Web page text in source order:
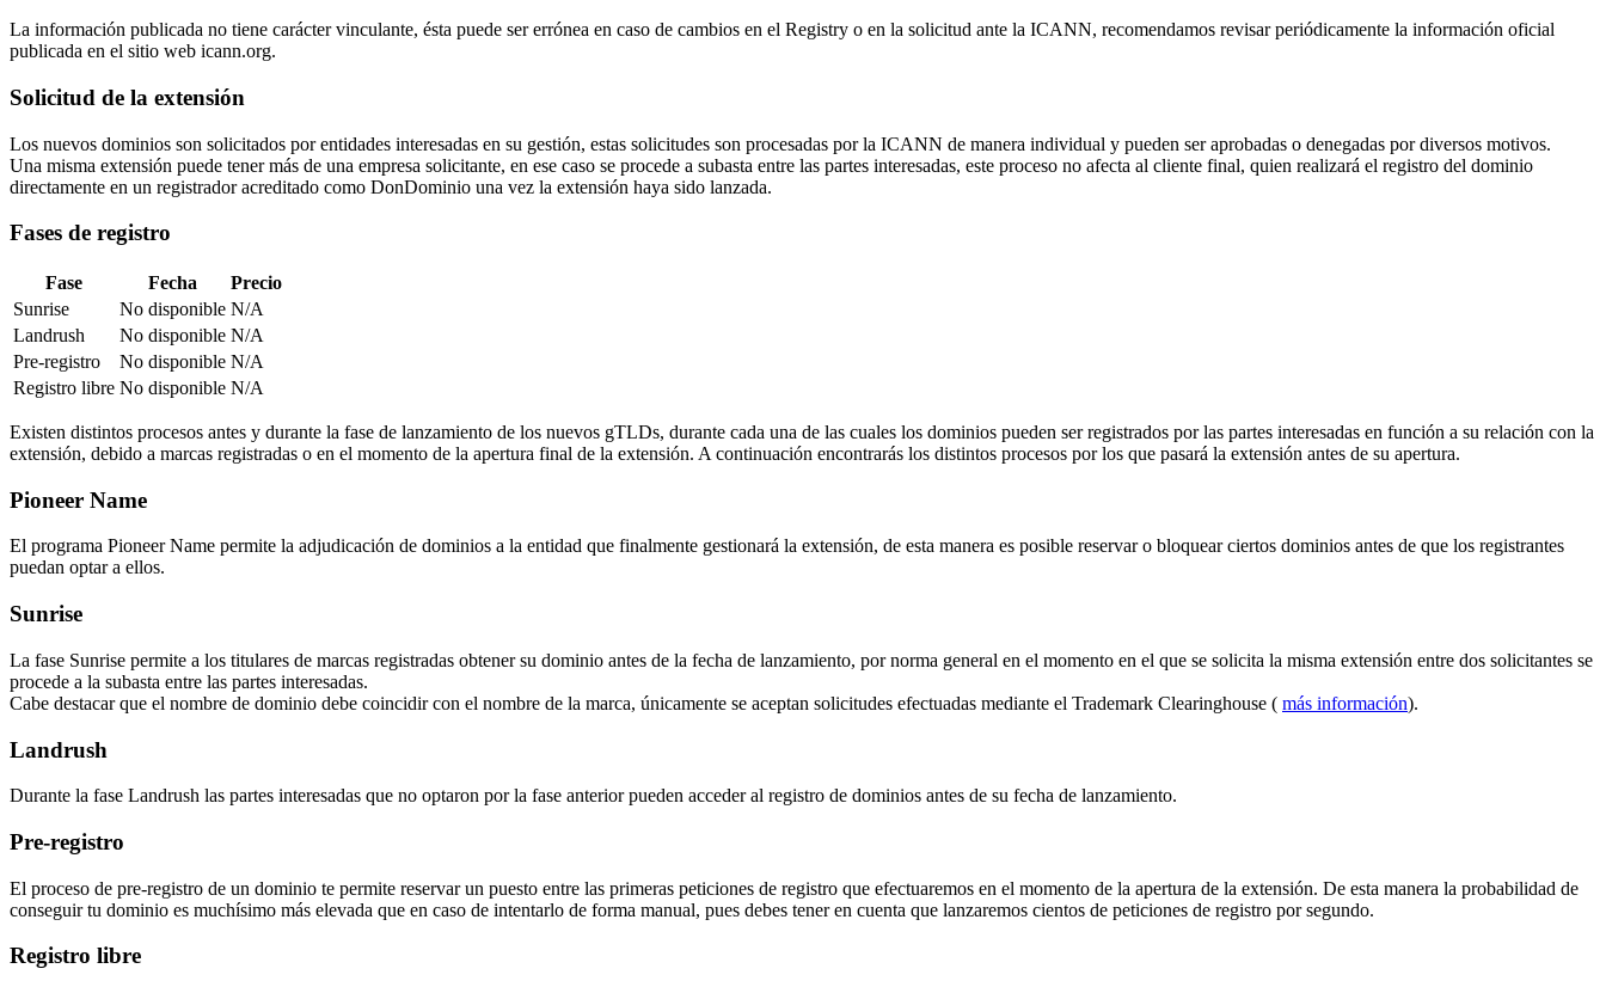
La información publicada no tiene carácter vinculante, ésta puede ser errónea en caso de cambios en el Registry o en la solicitud ante la ICANN, recomendamos revisar periódicamente la información oficial
publicada en el sitio web icann.org.
Solicitud de la extensión
Los nuevos dominios son solicitados por entidades interesadas en su gestión, estas solicitudes son procesadas por la ICANN de manera individual y pueden ser aprobadas o denegadas por diversos motivos.
Una misma extensión puede tener más de una empresa solicitante, en ese caso se procede a subasta entre las partes interesadas, este proceso no afecta al cliente final, quien realizará el registro del dominio
directamente en un registrador acreditado como DonDominio una vez la extensión haya sido lanzada.
Fases de registro
Fase Fecha
Precio
Sunrise
No disponible N/A
Landrush
No disponible N/A
Pre-registro
No disponible N/A
Registro libre No disponible N/A
Existen distintos procesos antes y durante la fase de lanzamiento de los nuevos gTLDs, durante cada una de las cuales los dominios pueden ser registrados por las partes interesadas en función a su relación con la
extensión, debido a marcas registradas o en el momento de la apertura final de la extensión. A continuación encontrarás los distintos procesos por los que pasará la extensión antes de su apertura.
Pioneer Name
El programa Pioneer Name permite la adjudicación de dominios a la entidad que finalmente gestionará la extensión, de esta manera es posible reservar o bloquear ciertos dominios antes de que los registrantes
puedan optar a ellos.
Sunrise
La fase Sunrise permite a los titulares de marcas registradas obtener su dominio antes de la fecha de lanzamiento, por norma general en el momento en el que se solicita la misma extensión entre dos solicitantes se
procede a la subasta entre las partes interesadas.
Cabe destacar que el nombre de dominio debe coincidir con el nombre de la marca, únicamente se aceptan solicitudes efectuadas mediante el Trademark Clearinghouse ( más información).
Landrush
Durante la fase Landrush las partes interesadas que no optaron por la fase anterior pueden acceder al registro de dominios antes de su fecha de lanzamiento.
Pre-registro
El proceso de pre-registro de un dominio te permite reservar un puesto entre las primeras peticiones de registro que efectuaremos en el momento de la apertura de la extensión. De esta manera la probabilidad de
conseguir tu dominio es muchísimo más elevada que en caso de intentarlo de forma manual, pues debes tener en cuenta que lanzaremos cientos de peticiones de registro por segundo.
Registro libre